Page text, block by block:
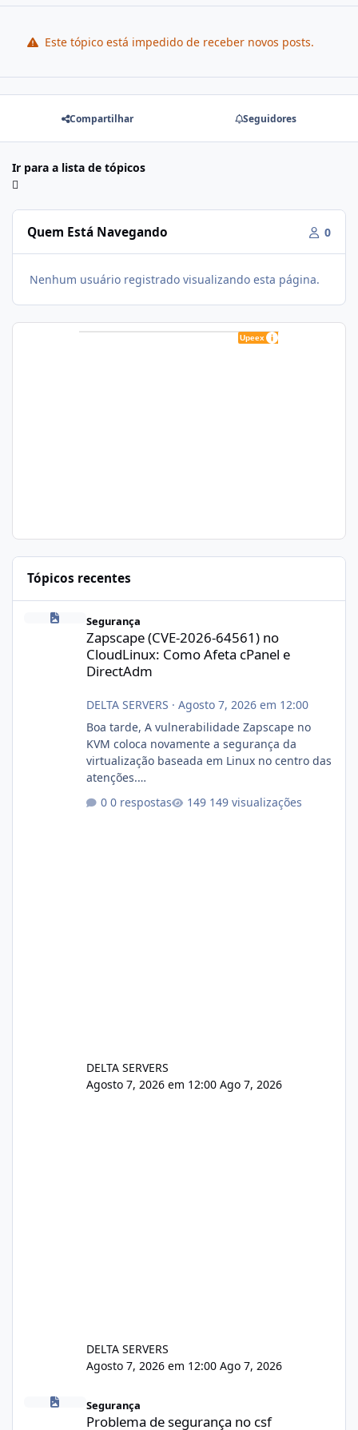
Este tópico está impedido de receber novos posts.
Compartilhar Seguidores
Ir para a lista de tópicos
Quem Está Navegando 0
Nenhum usuário registrado visualizando esta página.
Tópicos recentes
Segurança
Zapscape (CVE-2026-64561) no
CloudLinux: Como Afeta cPanel e
DirectAdm
DELTA SERVERS · Agosto 7, 2026 em 12:00
Boa tarde, A vulnerabilidade Zapscape no
KVM coloca novamente a segurança da
virtualização baseada em Linux no centro das
atenções.
xjx23zz5f Criamos uma breve explicação:
0 respostas 149 visualizações
DELTA SERVERS
Agosto 7, 2026 em 12:00 Ago 7, 2026
DELTA SERVERS
Agosto 7, 2026 em 12:00 Ago 7, 2026
Problema de segurança no csf
Segurança
Problema de segurança no csf